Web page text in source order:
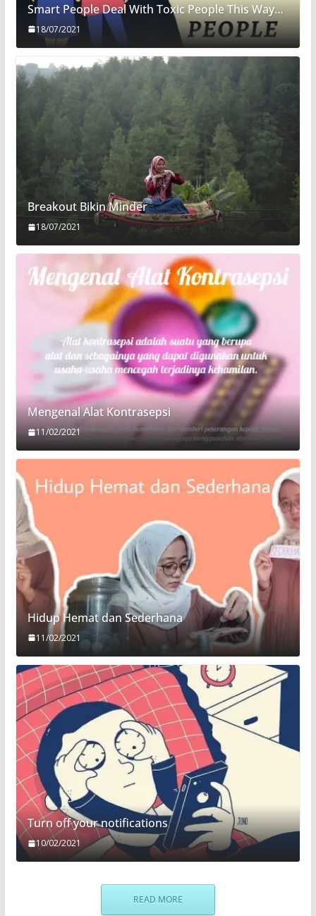
Smart People Deal With Toxic People This Way…
18/07/2021
Breakout Bikin Minder
18/07/2021
Mengenal Alat Kontrasepsi
11/02/2021
Hidup Hemat dan Sederhana
11/02/2021
Turn off your notifications
10/02/2021
READ MORE